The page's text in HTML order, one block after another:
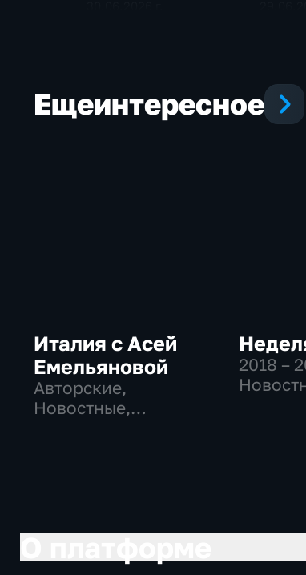
Ещеинтересное
Италия с Асей
Емельяновой
Авторские,
Новостные,
2018 –